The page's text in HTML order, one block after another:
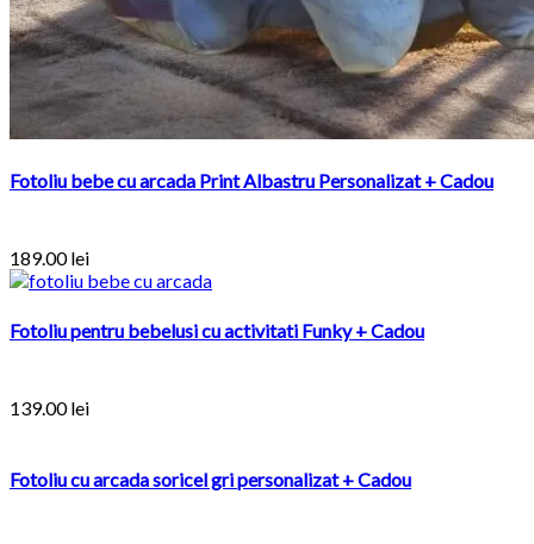
Fotoliu bebe cu arcada Print Albastru Personalizat + Cadou
189.00lei
Fotoliu pentru bebelusi cu activitati Funky + Cadou
139.00lei
Fotoliu cu arcada soricel gri personalizat + Cadou